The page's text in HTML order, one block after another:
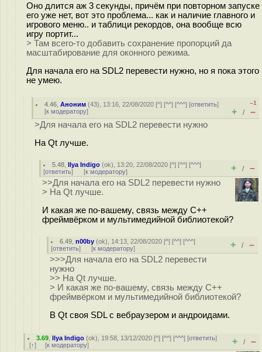
Оно длится аж 3 секунды, причём при повторном запуске
его уже нет, вот это проблема... как и наличие главного и
игрового меню.. и таблици рекордов, она вообще всю
игру портит...
> Там всего-то добавить сохранение пропорций да
масштабирование для оконного режима.
Для начала его на SDL2 перевести нужно, но я пока этого
не умею.
4.46 ,Аноним (43), 13:16, 22/08/2020 [^] [^^] [^^^] [ответить]
[к модератору]
–1
+ / –
>Для начала его на SDL2 перевести нужно
На Qt лучше.
5.48 ,Ilya Indigo (ok), 13:20, 22/08/2020 [^] [^^] [^^^]
[ответить] [к модератору] + / –
>>Для начала его на SDL2 перевести нужно
> На Qt лучше.
И какая же по-вашему, связь между С++
фреймвёрком и мультимедийной библиотекой?
6.49 ,n00by (ok), 14:13, 22/08/2020 [^] [^^] [^^^]
[ответить] [к модератору] + / –
>>>Для начала его на SDL2 перевести
нужно
>> На Qt лучше.
> И какая же по-вашему, связь между С++
фреймвёрком и мультимедийной библиотекой?
В Qt своя SDL с вебраузером и андроидами.
3.69 ,Ilya Indigo (ok), 19:58, 13/12/2020 [^] [^^] [^^^] [ответить]
[↑] [к модератору] + / –